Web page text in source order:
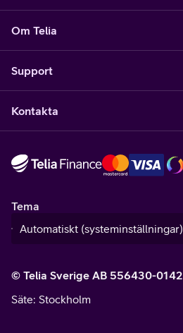
Om Telia
Support
Kontakta
Tema
© Telia Sverige AB 556430-0142
Säte: Stockholm